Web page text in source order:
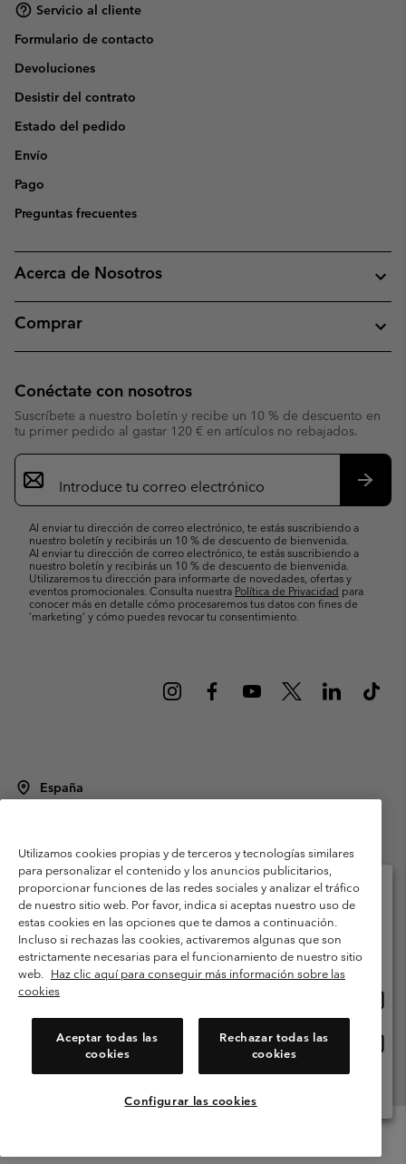
Servicio al cliente
Formulario de contacto
Devoluciones
Desistir del contrato
Estado del pedido
Envío
Pago
Preguntas frecuentes
Acerca de Nosotros
Comprar
Conéctate con nosotros
Suscríbete a nuestro boletín y recibe un 10 % de descuento en
tu primer pedido al gastar 120 € en artículos no rebajados.
Suscripción
de
correo
Al enviar tu dirección de correo electrónico, te estás suscribiendo a
nuestro boletín y recibirás un 10 % de descuento de bienvenida.
Al enviar tu dirección de correo electrónico, te estás suscribiendo a
nuestro boletín y recibirás un 10 % de descuento de bienvenida.
Utilizaremos tu dirección para informarte de novedades, ofertas y
eventos promocionales. Consulta nuestra Política de Privacidad para
conocer más en detalle cómo procesaremos tus datos con fines de
’marketing’ y cómo puedes revocar tu consentimiento.
España
Condiciones de uso
Terminos de Venta
Garantía
Política de Privacidad
Términos y condiciones del programa de miembros
Términos De Uso Del Contenido Generado Por Los Usuarios
Impressum
Cookies Public CBCR
Utilizamos cookies propias y de terceros y tecnologías similares
para personalizar el contenido y los anuncios publicitarios,
proporcionar funciones de las redes sociales y analizar el tráfico
de nuestro sitio web. Por favor, indica si aceptas nuestro uso de
estas cookies en las opciones que te damos a continuación.
Incluso si rechazas las cookies, activaremos algunas que son
estrictamente necesarias para el funcionamiento de nuestro sitio
web. Haz clic aquí para conseguir más información sobre las
cookies
Aceptar todas las
cookies
Rechazar todas las
cookies
Configurar las cookies
Selecciona tu país e idioma envío
Compras en línea disponibles
línea
España
Ver Todos Los Países